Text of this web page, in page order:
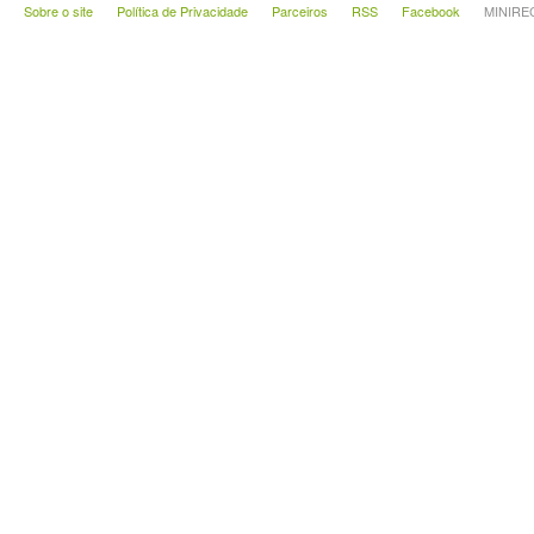
Sobre o site Política de Privacidade Parceiros RSS Facebook